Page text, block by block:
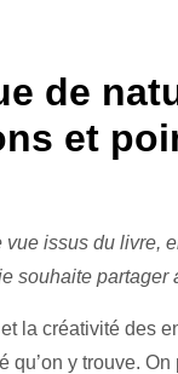
de
et
vue issus du livre,
souhaite partager
la créativité des
y trouve.